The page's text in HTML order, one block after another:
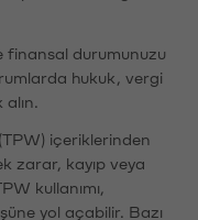
finansal durumunuzu
hukuk, vergi
içeriklerinden
zarar, kayıp veya
kullanımı,
yol açabilir. Bazı